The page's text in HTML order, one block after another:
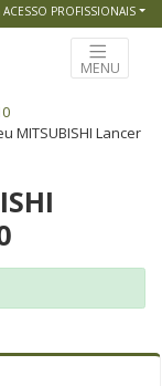
ACESSO PROFISSIONAIS
MENU
MITSUBISHI Lancer